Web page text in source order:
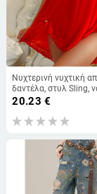
Νυχτερινή νυχτική
δαντέλα, στυλ Sling,
90%, λεπτό ύφασμα
20.23 €